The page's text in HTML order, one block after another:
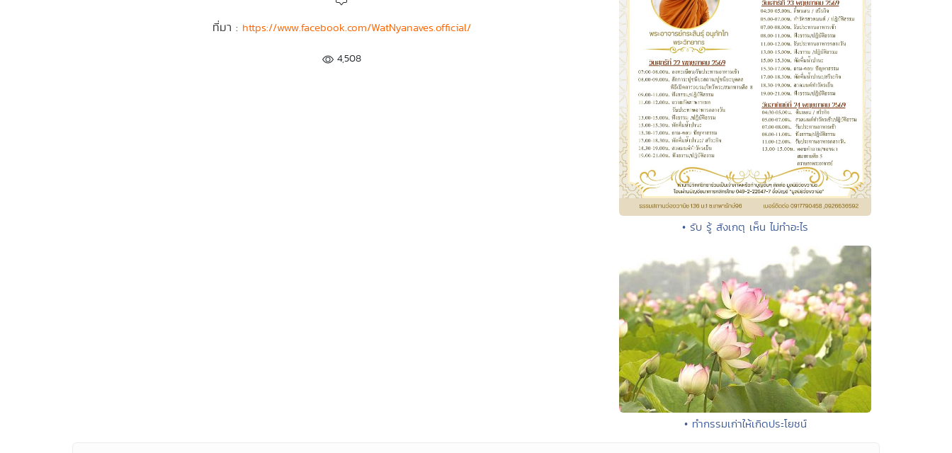
ที่มา : https://www.facebook.com/WatNyanaves.official/
4,508
• รับ รู้ สังเกตุ เห็น ไม่ทำอะไร
• ทำกรรมเก่าให้เกิดประโยชน์